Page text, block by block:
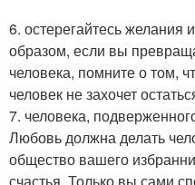
6. остерегайтесь желания
образом, если вы
человека, помните о том,
человек не захочет
7. человека,
Любовь должна делать
общество вашего